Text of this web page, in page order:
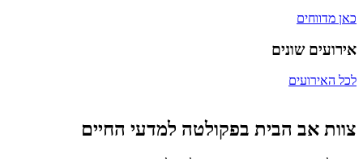
כאן מדווחים
אירועים שונים
לכל האירועים
צוות אב הבית בפקולטה למדעי החיים